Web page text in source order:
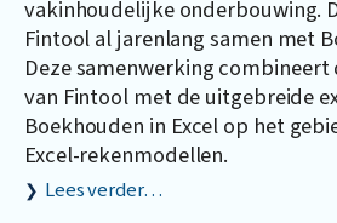
vakinhoudelijke onderbouwing.
Fintool al jarenlang samen met
Deze samenwerking combineert
van Fintool met de uitgebreide
Boekhouden in Excel op het
Excel-rekenmodellen.
Lees verder…